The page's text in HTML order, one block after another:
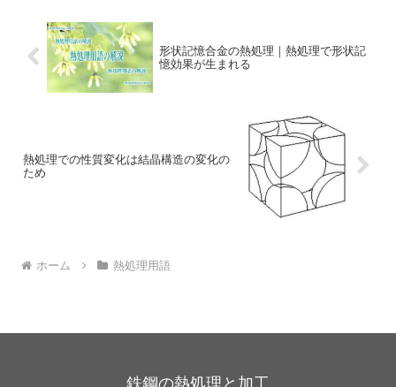
形状記憶合金の熱処理｜熱処理で形状記
憶効果が生まれる
熱処理での性質変化は結晶構造の変化の
ため
ホーム 熱処理用語